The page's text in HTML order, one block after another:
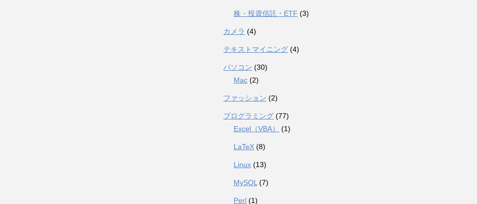
株・投資信託・ETF (3)
カメラ (4)
テキストマイニング (4)
パソコン (30)
Mac (2)
ファッション (2)
プログラミング (77)
Excel（VBA）
(1)
LaTeX (8)
Linux (13)
MySQL (7)
Perl (1)